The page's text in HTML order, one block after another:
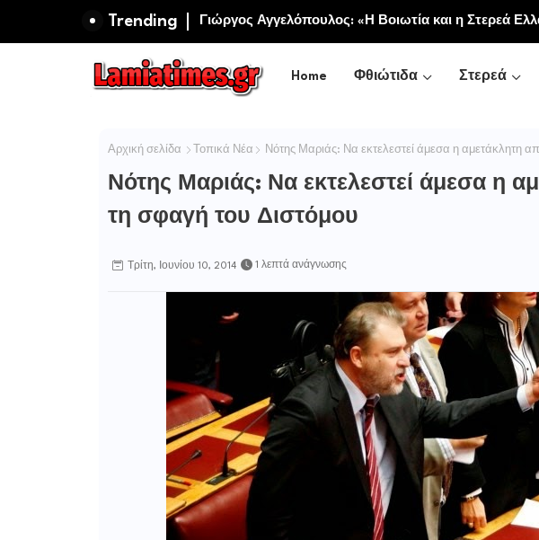
Trending Γιώργος Αγγελόπουλος: «Η Βοιωτία και η Στερεά
Home Φθιώτιδα Στερεά
Αρχική σελίδα Τοπικά Νέα Νότης Μαριάς: Να εκτελεστεί άμεσα η αμετάκλητη
Νότης Μαριάς: Να εκτελεστεί άμεσα η
τη σφαγή του Διστόμου
Τρίτη, Ιουνίου 10, 2014 1 λεπτά ανάγνωσης